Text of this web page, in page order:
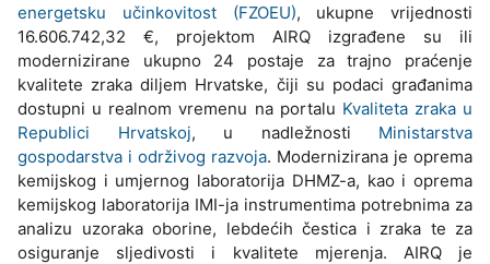
energetsku učinkovitost (FZOEU), ukupne vrijednosti
16.606.742,32 €, projektom AIRQ izgrađene su ili
modernizirane ukupno 24 postaje za trajno praćenje
kvalitete zraka diljem Hrvatske, čiji su podaci građanima
dostupni u realnom vremenu na portalu Kvaliteta zraka u
Republici Hrvatskoj, u nadležnosti Ministarstva
gospodarstva i održivog razvoja. Modernizirana je oprema
kemijskog i umjernog laboratorija DHMZ-a, kao i oprema
kemijskog laboratorija IMI-ja instrumentima potrebnima za
analizu uzoraka oborine, lebdećih čestica i zraka te za
osiguranje sljedivosti i kvalitete mjerenja. AIRQ je